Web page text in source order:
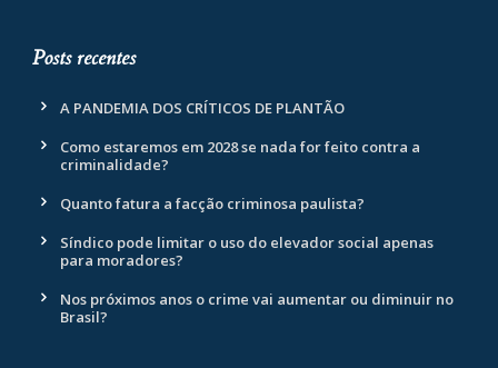
Posts recentes
A PANDEMIA DOS CRÍTICOS DE PLANTÃO
Como estaremos em 2028 se nada for feito contra a
criminalidade?
Quanto fatura a facção criminosa paulista?
Síndico pode limitar o uso do elevador social apenas
para moradores?
Nos próximos anos o crime vai aumentar ou diminuir no
Brasil?